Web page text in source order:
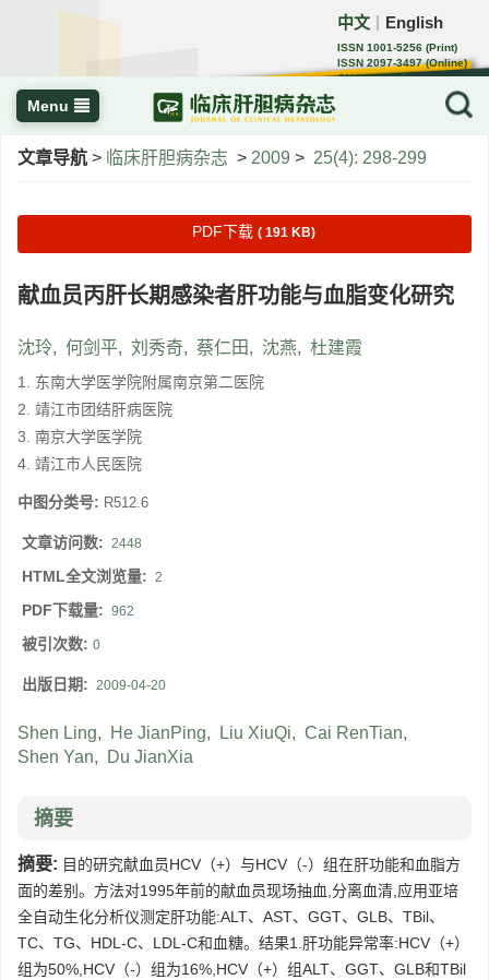
中文 English
ISSN 1001-5256 (Print)
ISSN 2097-3497 (Online)
CN 22-1108/R
Menu
文章导航 > 临床肝胆病杂志 > 2009 > 25(4): 298-299
PDF下载 ( 191 KB)
献血员丙肝长期感染者肝功能与血脂变化研究
沈玲, 何剑平, 刘秀奇, 蔡仁田, 沈燕, 杜建霞
1. 东南大学医学院附属南京第二医院
2. 靖江市团结肝病医院
3. 南京大学医学院
4. 靖江市人民医院
中图分类号: R512.6
文章访问数: 2448
HTML全文浏览量: 2
PDF下载量: 962
被引次数: 0
出版日期: 2009-04-20
Shen Ling, He JianPing, Liu XiuQi, Cai RenTian,
Shen Yan, Du JianXia
摘要
摘要: 目的研究献血员HCV（+）与HCV（-）组在肝功能和血脂方
面的差别。方法对1995年前的献血员现场抽血,分离血清,应用亚培
全自动生化分析仪测定肝功能:ALT、AST、GGT、GLB、TBil、
TC、TG、HDL-C、LDL-C和血糖。结果1.肝功能异常率:HCV（+）
组为50%,HCV（-）组为16%,HCV（+）组ALT、GGT、GLB和TBil